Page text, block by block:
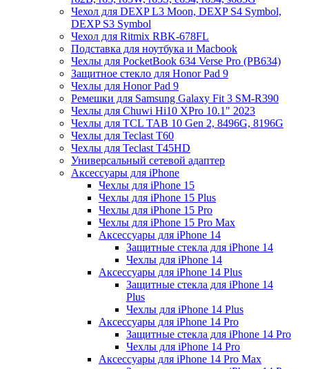
Чехол для DEXP L3 Moon, DEXP S4 Symbol,
DEXP S3 Symbol
Чехол для Ritmix RBK-678FL
Подставка для ноутбука и Macbook
Чехлы для PocketBook 634 Verse Pro (PB634)
Защитное стекло для Honor Pad 9
Чехлы для Honor Pad 9
Ремешки для Samsung Galaxy Fit 3 SM-R390
Чехлы для Chuwi Hi10 XPro 10.1" 2023
Чехлы для TCL TAB 10 Gen 2, 8496G, 8196G
Чехлы для Teclast T60
Чехлы для Teclast T45HD
Универсальный сетевой адаптер
Аксессуары для iPhone
Чехлы для iPhone 15
Чехлы для iPhone 15 Plus
Чехлы для iPhone 15 Pro
Чехлы для iPhone 15 Pro Max
Аксессуары для iPhone 14
Защитные стекла для iPhone 14
Чехлы для iPhone 14
Аксессуары для iPhone 14 Plus
Защитные стекла для iPhone 14
Plus
Чехлы для iPhone 14 Plus
Аксессуары для iPhone 14 Pro
Защитные стекла для iPhone 14 Pro
Чехлы для iPhone 14 Pro
Аксессуары для iPhone 14 Pro Max